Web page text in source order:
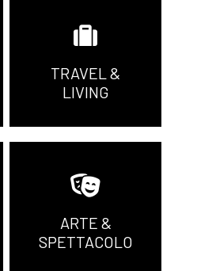
TRAVEL &
LIVING
ARTE &
SPETTACOLO